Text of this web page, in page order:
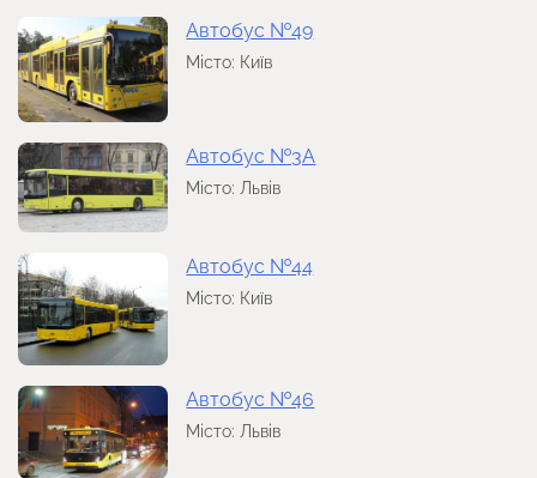
Автобус №49
Місто: Київ
Автобус №3А
Місто: Львів
Автобус №44
Місто: Київ
Автобус №46
Місто: Львів